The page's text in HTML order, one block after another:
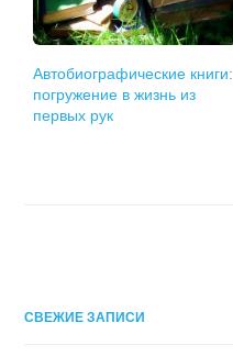
Автобиографические книги:
погружение в жизнь из
первых рук
СВЕЖИЕ ЗАПИСИ